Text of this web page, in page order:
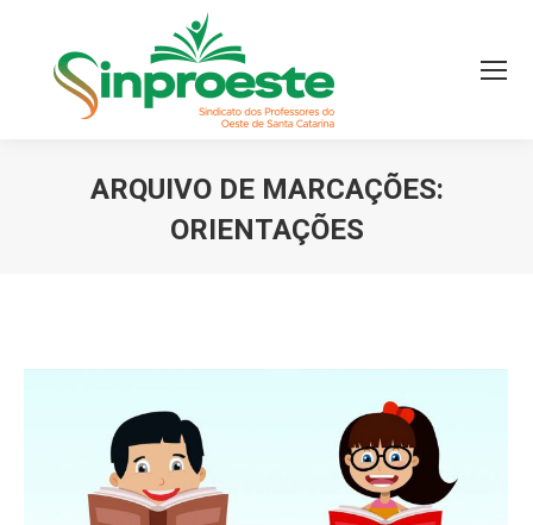
ARQUIVO DE MARCAÇÕES:
ORIENTAÇÕES